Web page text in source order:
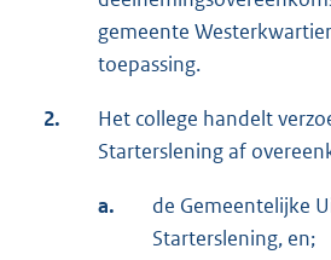
gemeente
toepassing.
2.
Het college handelt
Starterslening af
a.
de Gemeentelijke
Starterslening, en;